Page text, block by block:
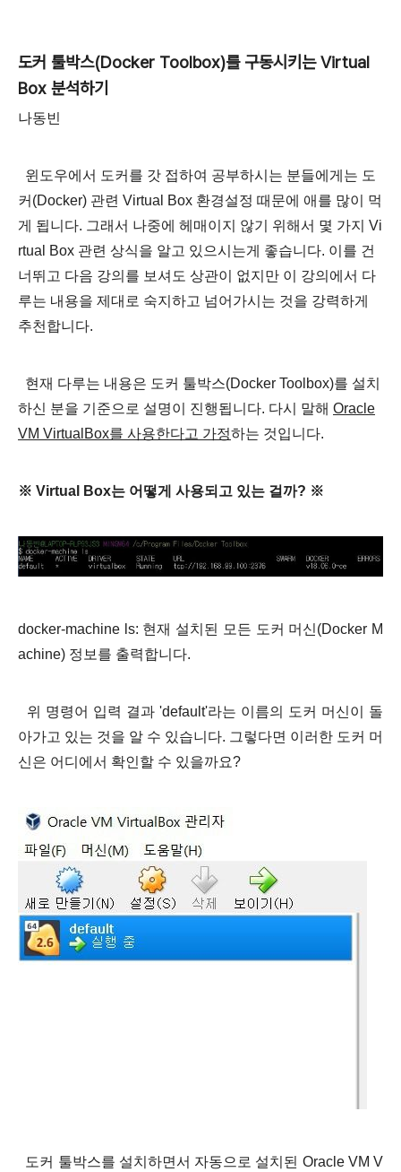
도커 툴박스(Docker Toolbox)를 구동시키는 Virtual
Box 분석하기
나동빈
윈도우에서 도커를 갓 접하여 공부하시는 분들에게는 도
커(Docker) 관련 Virtual Box 환경설정 때문에 애를 많이 먹
게 됩니다. 그래서 나중에 헤매이지 않기 위해서 몇 가지 Vi
rtual Box 관련 상식을 알고 있으시는게 좋습니다. 이를 건
너뛰고 다음 강의를 보셔도 상관이 없지만 이 강의에서 다
루는 내용을 제대로 숙지하고 넘어가시는 것을 강력하게
추천합니다.
현재 다루는 내용은 도커 툴박스(Docker Toolbox)를 설치
하신 분을 기준으로 설명이 진행됩니다. 다시 말해 Oracle
VM VirtualBox를 사용한다고 가정하는 것입니다.
※ Virtual Box는 어떻게 사용되고 있는 걸까? ※
docker-machine ls: 현재 설치된 모든 도커 머신(Docker M
achine) 정보를 출력합니다.
위 명령어 입력 결과 'default'라는 이름의 도커 머신이 돌
아가고 있는 것을 알 수 있습니다. 그렇다면 이러한 도커 머
신은 어디에서 확인할 수 있을까요?
도커 툴박스를 설치하면서 자동으로 설치된 Oracle VM V